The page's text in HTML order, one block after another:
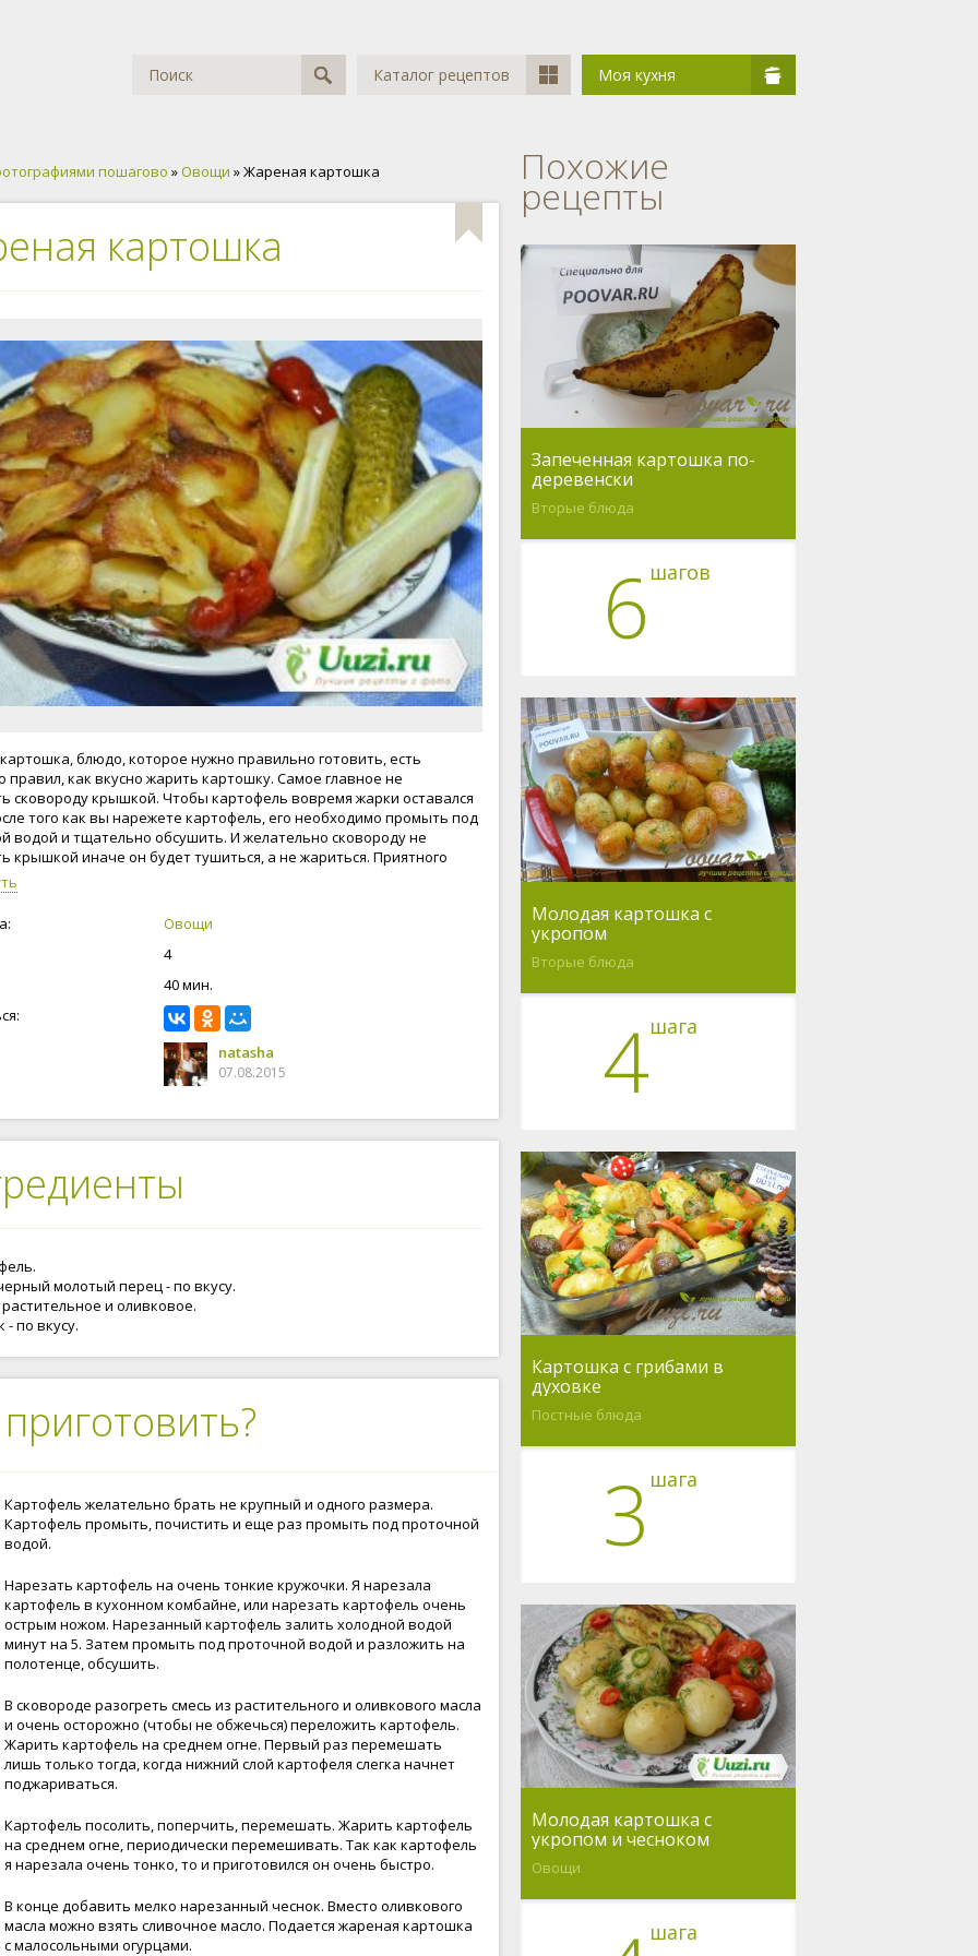
Каталог рецептов Моя кухня
пошагово »Овощи » Жареная картошка
картошка
блюдо, которое нужно правильно готовить, есть
правил, как вкусно жарить картошку. Самое главное не
сковороду крышкой. Чтобы картофель вовремя жарки оставался
того как вы нарежете картофель, его необходимо промыть под
водой и тщательно обсушить. И желательно сковороду не
крышкой иначе он будет тушиться, а не жариться. Приятного
Овощи
4
40 мин.
natasha
07.08.2015
молотый перец - по вкусу.
и оливковое.
- по вкусу.
Картофель желательно брать не крупный и одного размера.
Картофель промыть, почистить и еще раз промыть под проточной
водой.
Нарезать картофель на очень тонкие кружочки. Я нарезала
картофель в кухонном комбайне, или нарезать картофель очень
острым ножом. Нарезанный картофель залить холодной водой
минут на 5. Затем промыть под проточной водой и разложить на
полотенце, обсушить.
В сковороде разогреть смесь из растительного и оливкового масла
и очень осторожно (чтобы не обжечься) переложить картофель.
Жарить картофель на среднем огне. Первый раз перемешать
лишь только тогда, когда нижний слой картофеля слегка начнет
поджариваться.
Картофель посолить, поперчить, перемешать. Жарить картофель
на среднем огне, периодически перемешивать. Так как картофель
я нарезала очень тонко, то и приготовился он очень быстро.
В конце добавить мелко нарезанный чеснок. Вместо оливкового
масла можно взять сливочное масло. Подается жареная картошка
с малосольными огурцами.
Похожие
рецепты
Запеченная картошка по-
деревенски
Вторые блюда
6 шагов
Молодая картошка с
укропом
Вторые блюда
4шага
Картошка с грибами в
духовке
Постные блюда
3 шага
Молодая картошка с
укропом и чесноком
Овощи
шага